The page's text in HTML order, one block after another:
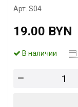
Арт. S04
19.00 BYN
В наличии